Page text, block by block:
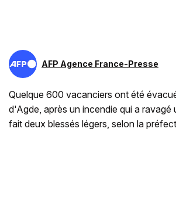
AFP Agence France-Presse
Quelque 600 vacanciers ont été
d'Agde, après un incendie qui a
fait deux blessés légers, selon la